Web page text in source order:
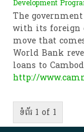
Development
The
with its foreign
move that
World Bank
loans to
http://
ទំព័រ 1 of 1